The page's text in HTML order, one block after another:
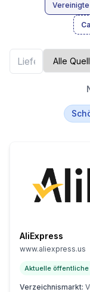
Vereinigte
AliExpress
www.aliexpress.us
Aktuelle öffentliche
Verzeichnismarkt: